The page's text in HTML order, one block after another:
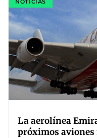
La aerolínea
próximos